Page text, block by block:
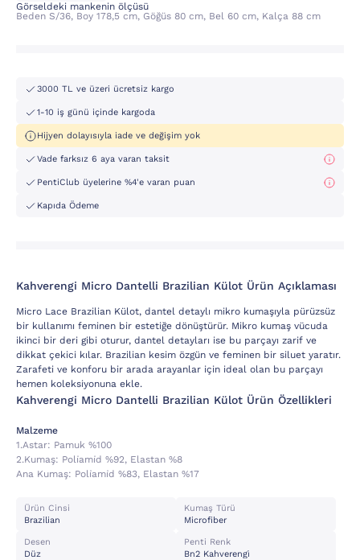
Görseldeki mankenin ölçüsü
Beden S/36, Boy 178,5 cm, Göğüs 80 cm, Bel 60 cm, Kalça 88 cm
3000 TL ve üzeri ücretsiz kargo
1-10 iş günü içinde kargoda
Hijyen dolayısıyla iade ve değişim yok
Vade farksız 6 aya varan taksit
PentiClub üyelerine %4'e varan puan
Kapıda Ödeme
Kahverengi̇ Micro Dantelli Brazilian Külot Ürün Açıklaması
Micro Lace Brazilian Külot, dantel detaylı mikro kumaşıyla pürüzsüz
bir kullanımı feminen bir estetiğe dönüştürür. Mikro kumaş vücuda
ikinci bir deri gibi oturur, dantel detayları ise bu parçayı zarif ve
dikkat çekici kılar. Brazilian kesim özgün ve feminen bir siluet yaratır.
Zarafeti ve konforu bir arada arayanlar için ideal olan bu parçayı
hemen koleksiyonuna ekle.
Kahverengi̇ Micro Dantelli Brazilian Külot Ürün Özellikleri
Malzeme
1.astar: Pamuk %100
2.kumaş: Poli̇ami̇d %92, Elastan %8
Ana Kumaş: Poli̇ami̇d %83, Elastan %17
Ürün Cinsi
Brazilian
Kumaş Türü
Microfiber
Desen
Düz
Penti Renk
Bn2 Kahverengi̇